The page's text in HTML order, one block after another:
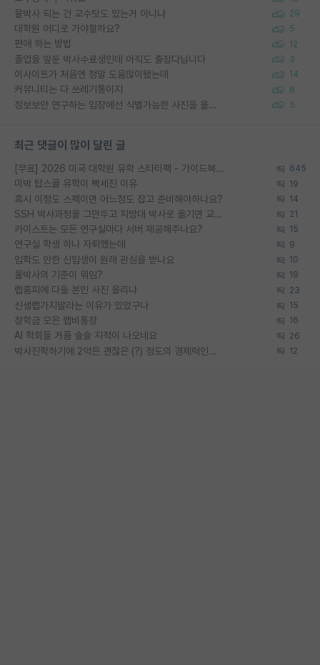
물박사 되는 건 교수탓도 있는거 아니냐 29
대학원 어디로 가야할까요? 5
편애 하는 방법 12
졸업을 앞둔 박사수료생인데 아직도 출장다닙니다 3
이사이트가 처음엔 정말 도움많이됐는데 14
커뮤니티는 다 쓰레기통이지 6
정보보안 연구하는 입장에선 식별가능한 사진을 올리는건 비추이긴함 5
최근 댓글이 많이 달린 글
[무료] 2026 미국 대학원 유학 스타터팩 - 가이드북 & 합격자 컨택메일 템플릿 645
미박 탑스쿨 유학이 빡세진 이유 19
혹시 이정도 스펙이면 어느정도 잡고 준비해야하나요? 14
SSH 박사과정을 그만두고 지방대 박사로 옮기면 교수의 꿈은 끝일까요? 21
카이스트는 모든 연구실마다 서버 제공해주나요? 15
연구실 학생 하나 자퇴했는데 9
입학도 안한 신입생이 원래 관심을 받나요 10
물박사의 기준이 뭐임? 19
랩홈피에 다들 본인 사진 올리냐 23
신생랩가지말라는 이유가 있었구나 15
장학금 모은 랩비통장 16
AI 학회들 거품 슬슬 지적이 나오네요 26
박사진학하기에 2억은 괜찮은 (?) 정도의 경제력인가요 12